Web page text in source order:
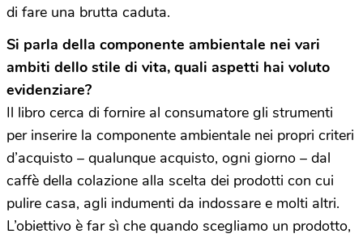
di fare una brutta caduta.
Si parla della componente ambientale nei vari
ambiti dello stile di vita, quali aspetti hai voluto
evidenziare?
Il libro cerca di fornire al consumatore gli strumenti
per inserire la componente ambientale nei propri criteri
d’acquisto – qualunque acquisto, ogni giorno – dal
caffè della colazione alla scelta dei prodotti con cui
pulire casa, agli indumenti da indossare e molti altri.
L’obiettivo è far sì che quando scegliamo un prodotto,